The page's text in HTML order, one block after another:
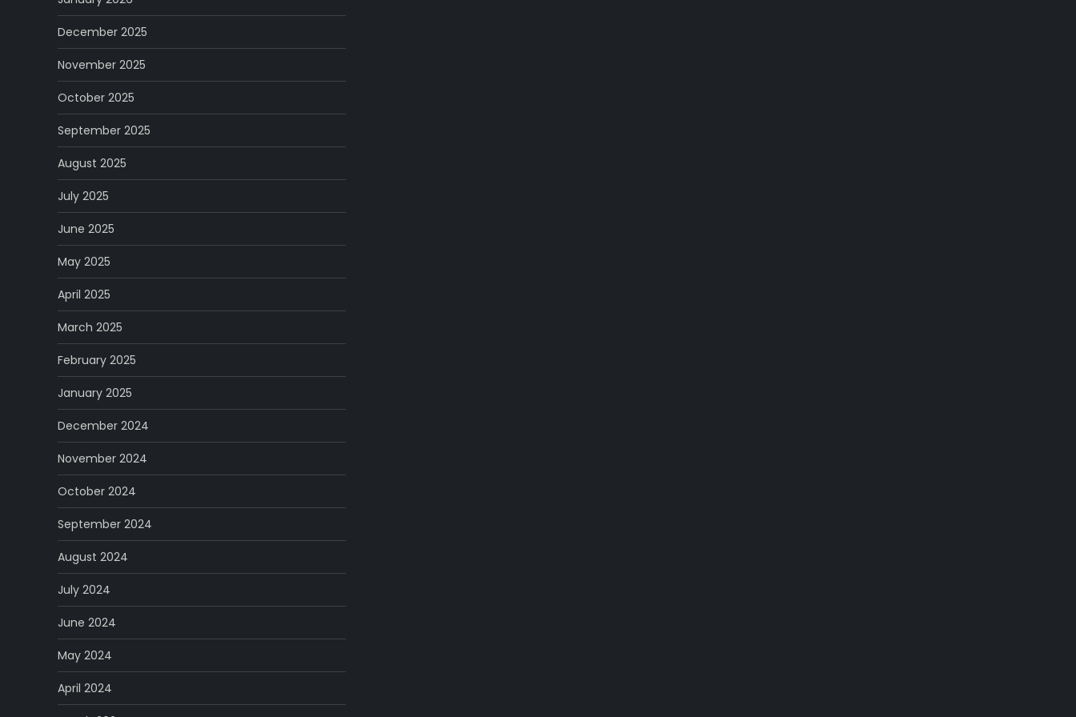
December 2025
November 2025
October 2025
September 2025
August 2025
July 2025
June 2025
May 2025
April 2025
March 2025
February 2025
January 2025
December 2024
November 2024
October 2024
September 2024
August 2024
July 2024
June 2024
May 2024
April 2024